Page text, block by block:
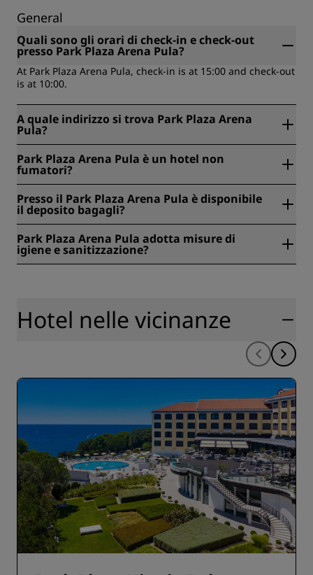
General
Quali sono gli orari di check-in e check-out
presso Park Plaza Arena Pula?
At Park Plaza Arena Pula, check-in is at 15:00 and check-out
is at 10:00.
A quale indirizzo si trova Park Plaza Arena
Pula?
Croazia.
Park Plaza Arena Pula è un hotel non
fumatori?
Presso il Park Plaza Arena Pula è disponibile
il deposito bagagli?
Park Plaza Arena Pula adotta misure di
igiene e sanitizzazione?
https://www.radissonhotels.com/en-us/social-
responsibility/health-safety
Hotel nelle vicinanze